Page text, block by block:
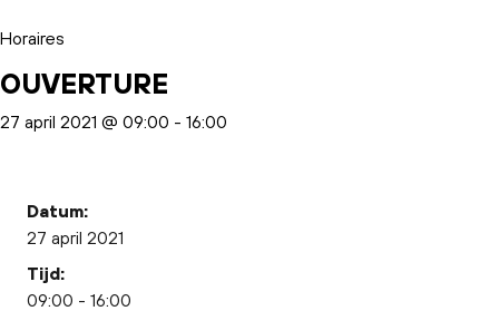
Horaires
OUVERTURE
27 april 2021 @ 09:00 - 16:00
Datum:
27 april 2021
Tijd:
09:00 - 16:00